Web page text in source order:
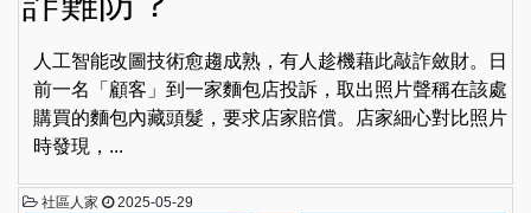
人工智能改圖技術愈趨成熟，有人趁機藉此敲詐斂財。日
前一名「顧客」到一家麵包店投訴，取出照片聲稱在該處
購買的麵包內藏頭髮，要求店家賠償。店家細心對比照片
時發現，...
社區人家 2025-05-29